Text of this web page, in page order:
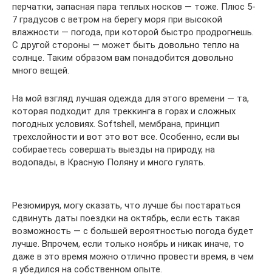
перчатки, запасная пара теплых носков — тоже. Плюс 5-
7 градусов с ветром на берегу моря при высокой
влажности — погода, при которой быстро продрогнешь.
С другой стороны — может быть довольно тепло на
солнце. Таким образом вам понадобится довольно
много вещей.
На мой взгляд лучшая одежда для этого времени — та,
которая подходит для треккинга в горах и сложных
погодных условиях. Softshell, мембрана, принцип
трехслойности и вот это вот все. Особенно, если вы
собираетесь совершать выезды на природу, на
водопады, в Красную Поляну и много гулять.
Резюмируя, могу сказать, что лучше бы постараться
сдвинуть даты поездки на октябрь, если есть такая
возможность — с большей вероятностью погода будет
лучше. Впрочем, если только ноябрь и никак иначе, то
даже в это время можно отлично провести время, в чем
я убедился на собственном опыте.